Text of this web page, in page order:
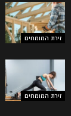
זירת המומחים
זירת המומחים